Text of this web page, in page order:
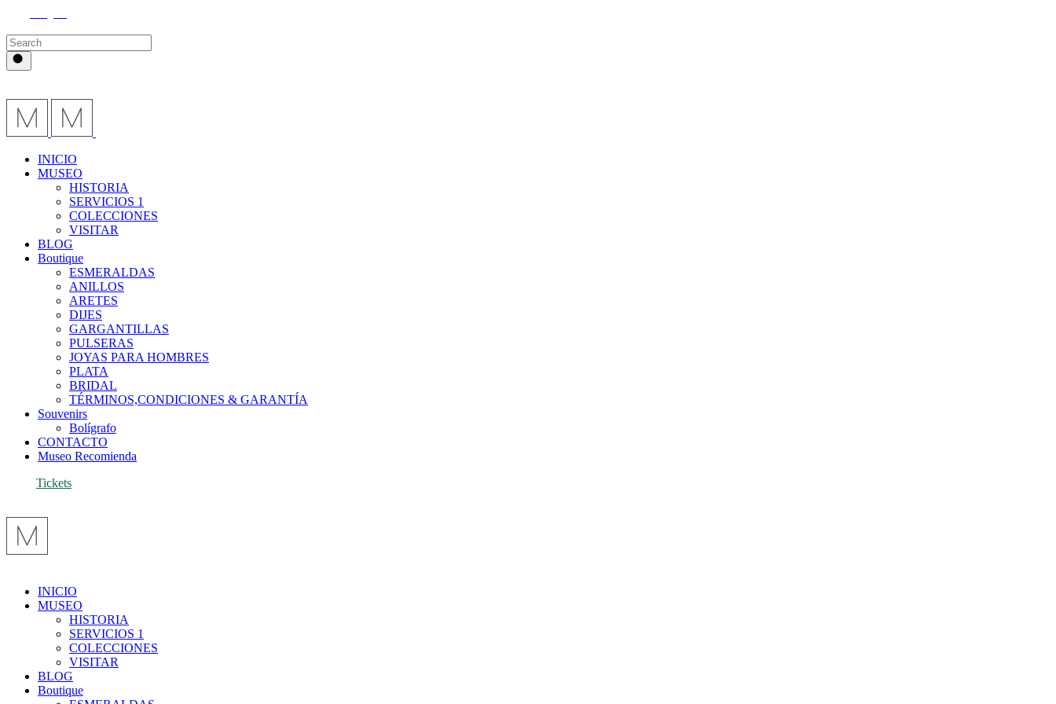
INICIO
MUSEO
HISTORIA
SERVICIOS 1
COLECCIONES
VISITAR
BLOG
Boutique
ESMERALDAS
ANILLOS
ARETES
DIJES
GARGANTILLAS
PULSERAS
JOYAS PARA HOMBRES
PLATA
BRIDAL
TÉRMINOS,CONDICIONES & GARANTÍA
Souvenirs
Bolígrafo
CONTACTO
Museo Recomienda
Tickets
INICIO
MUSEO
HISTORIA
SERVICIOS 1
COLECCIONES
VISITAR
BLOG
Boutique